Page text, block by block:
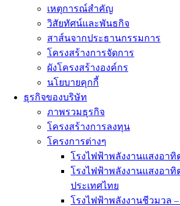
เหตุการณ์สำคัญ
วิสัยทัศน์และพันธกิจ
สาส์นจากประธานกรรมการ
โครงสร้างการจัดการ
ผังโครงสร้างองค์กร
นโยบายคุกกี้
ธุรกิจของบริษัท
ภาพรวมธุรกิจ
โครงสร้างการลงทุน
โครงการต่างๆ
โรงไฟฟ้าพลังงานแสงอาทิ
โรงไฟฟ้าพลังงานแสงอา
ประเทศไทย
โรงไฟฟ้าพลังงานชีวมวล –